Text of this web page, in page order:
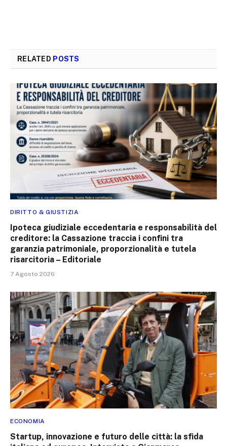
RELATED POSTS
DIRITTO & GIUSTIZIA
Ipoteca giudiziale eccedentaria e responsabilità del
creditore: la Cassazione traccia i confini tra
garanzia patrimoniale, proporzionalità e tutela
risarcitoria – Editoriale
7 Agosto 2026
ECONOMIA
Startup, innovazione e futuro delle città: la sfida